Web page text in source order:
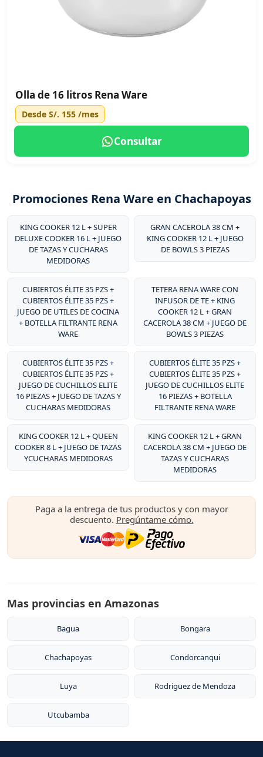
Olla de 16 litros Rena Ware
Desde S/. 155 /mes
Consultar
Promociones Rena Ware en Chachapoyas
KING COOKER 12 L + SUPER
DELUXE COOKER 16 L + JUEGO
DE TAZAS Y CUCHARAS
MEDIDORAS
GRAN CACEROLA 38 CM +
KING COOKER 12 L + JUEGO
DE BOWLS 3 PIEZAS
CUBIERTOS ÉLITE 35 PZS +
CUBIERTOS ÉLITE 35 PZS +
JUEGO DE UTILES DE COCINA
+ BOTELLA FILTRANTE RENA
WARE
TETERA RENA WARE CON
INFUSOR DE TE + KING
COOKER 12 L + GRAN
CACEROLA 38 CM + JUEGO DE
BOWLS 3 PIEZAS
CUBIERTOS ÉLITE 35 PZS +
CUBIERTOS ÉLITE 35 PZS +
JUEGO DE CUCHILLOS ELITE
16 PIEZAS + JUEGO DE TAZAS Y
CUCHARAS MEDIDORAS
CUBIERTOS ÉLITE 35 PZS +
CUBIERTOS ÉLITE 35 PZS +
JUEGO DE CUCHILLOS ELITE
16 PIEZAS + BOTELLA
FILTRANTE RENA WARE
KING COOKER 12 L + QUEEN
COOKER 8 L + JUEGO DE TAZAS
YCUCHARAS MEDIDORAS
KING COOKER 12 L + GRAN
CACEROLA 38 CM + JUEGO DE
TAZAS Y CUCHARAS
MEDIDORAS
Paga a la entrega de tus productos y con mayor
descuento. Pregúntame cómo.
Mas provincias en Amazonas
Bagua Bongara
Chachapoyas Condorcanqui
Luya Rodriguez de Mendoza
Utcubamba